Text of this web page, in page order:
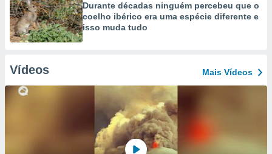
Durante décadas ninguém percebeu que o
coelho ibérico era uma espécie diferente e
isso muda tudo
Vídeos Mais Vídeos